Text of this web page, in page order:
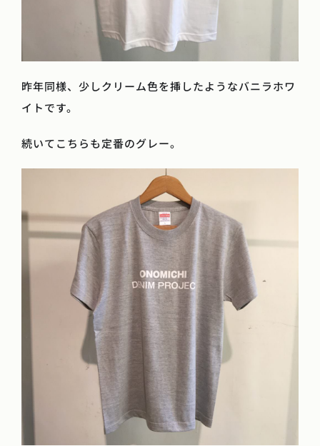
昨年同様、少しクリーム色を挿したようなバニラホワ
イトです。
続いてこちらも定番のグレー。